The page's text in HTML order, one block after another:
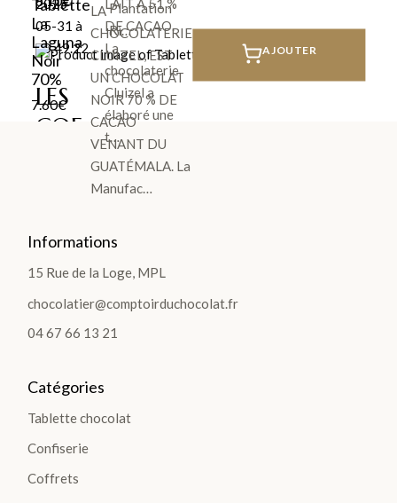
LES
COF
LES
NTA
TIO
NS
>
Plantation
Ri…
DE CACAO.
La
chocolaterie
Cluizel a
élaboré une
t…
La
Laguna
Noir
70%
7.60€
LA
CHOCOLATERIE
CLUIZEL, EST
UN CHOCOLAT
NOIR 70 % DE
CACAO
VENANT DU
GUATÉMALA. La
Manufac…
AJOUTER
Informations
15 Rue de la Loge, MPL
chocolatier@comptoirduchocolat.fr
04 67 66 13 21
Catégories
Tablette chocolat
Confiserie
Coffrets